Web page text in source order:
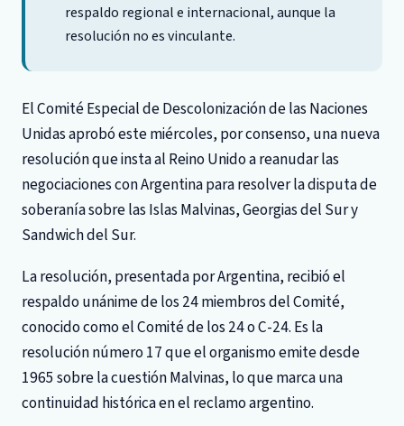
respaldo regional e internacional, aunque la
resolución no es vinculante.
El Comité Especial de Descolonización de las Naciones
Unidas aprobó este miércoles, por consenso, una nueva
resolución que insta al Reino Unido a reanudar las
negociaciones con Argentina para resolver la disputa de
soberanía sobre las Islas Malvinas, Georgias del Sur y
Sandwich del Sur.
La resolución, presentada por Argentina, recibió el
respaldo unánime de los 24 miembros del Comité,
conocido como el Comité de los 24 o C-24. Es la
resolución número 17 que el organismo emite desde
1965 sobre la cuestión Malvinas, lo que marca una
continuidad histórica en el reclamo argentino.